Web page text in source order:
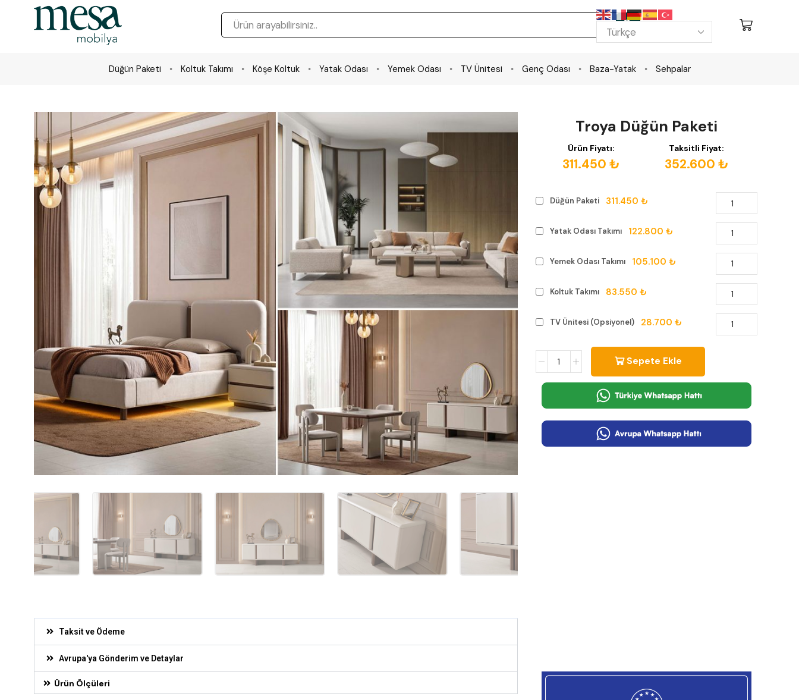
Düğün Paketi Koltuk Takımı Köşe Koltuk Yatak Odası Yemek Odası TV Ünitesi Genç Odası Baza-Yatak Sehpalar
Troya Düğün Paketi
Ürün Fiyatı:
311.450 ₺
Taksitli Fiyat:
352.600 ₺
Düğün Paketi 311.450 ₺
Yatak Odası Takımı 122.800 ₺
Yemek Odası Takımı 105.100 ₺
Koltuk Takımı 83.550 ₺
TV Ünitesi (Opsiyonel) 28.700 ₺
Sepete Ekle
Taksit ve Ödeme
Avrupa'ya Gönderim ve Detaylar
Ürün Ölçüleri